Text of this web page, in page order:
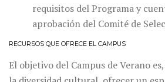
requisitos del Programa y
aprobación del Comité de
RECURSOS QUE OFRECE EL CAMPUS
El objetivo del Campus de Verano